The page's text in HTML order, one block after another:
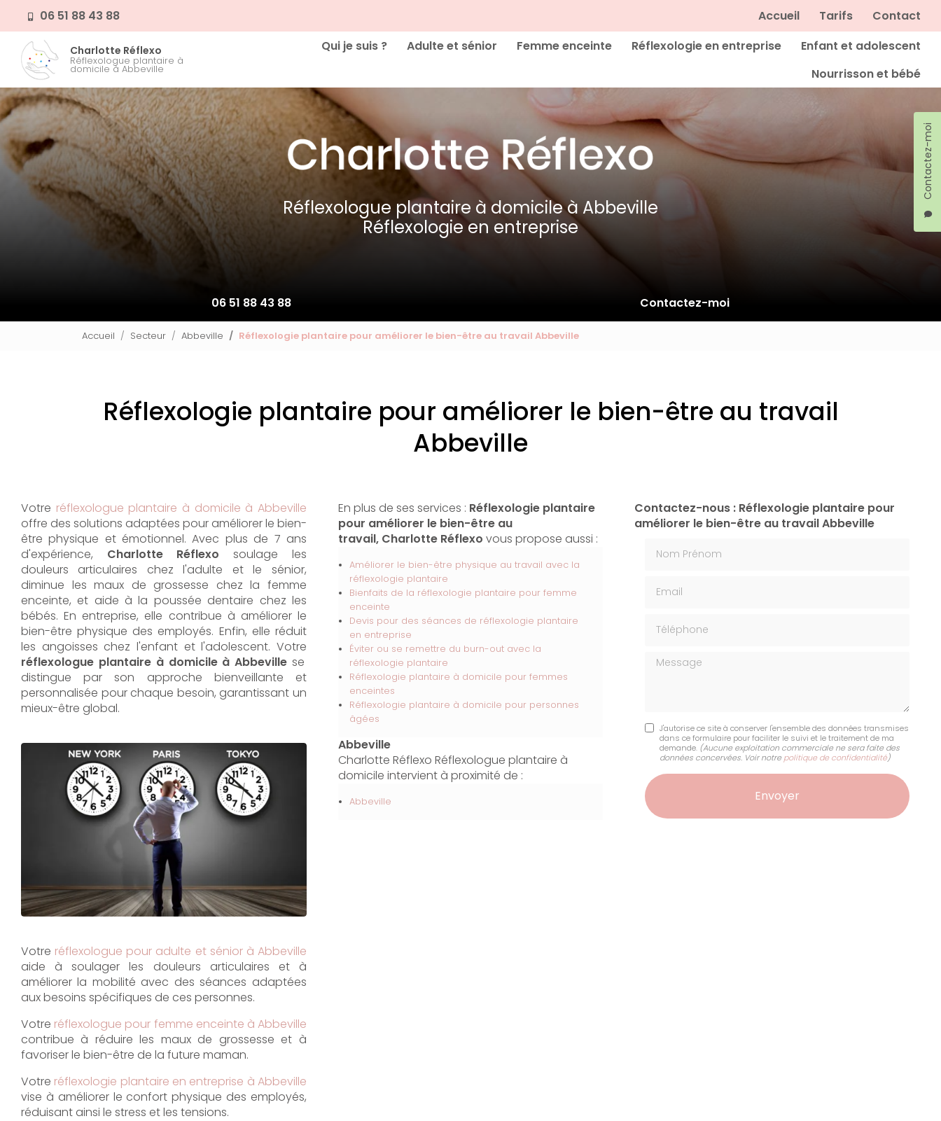
contenu
principal
06 51 88 43 88 Navigation secondaire
Accueil Tarifs Contact
Charlotte Réflexo
Réflexologue plantaire à
domicile à Abbeville
Contactez-moi
Navigation principaleQui je suis ? Adulte et sénior Femme enceinte Réflexologie en entreprise
Enfant et adolescent
Nourrisson et bébé
Réflexologue plantaire à domicile à Abbeville
Réflexologie en entreprise
06 51 88 43 88 Contactez-moi
Accueil Secteur Abbeville Réflexologie plantaire pour améliorer le bien-être au travail Abbeville
Réflexologie plantaire pour améliorer le bien-être au travail
Abbeville
Votre réflexologue plantaire à domicile à Abbeville
offre des solutions adaptées pour améliorer le bien-
être physique et émotionnel. Avec plus de 7 ans
d'expérience, Charlotte Réflexo soulage les
douleurs articulaires chez l'adulte et le sénior,
diminue les maux de grossesse chez la femme
enceinte, et aide à la poussée dentaire chez les
bébés. En entreprise, elle contribue à améliorer le
bien-être physique des employés. Enfin, elle réduit
les angoisses chez l'enfant et l'adolescent. Votre
réflexologue plantaire à domicile à Abbeville se
distingue par son approche bienveillante et
personnalisée pour chaque besoin, garantissant un
mieux-être global.
Votre réflexologue pour adulte et sénior à Abbeville
aide à soulager les douleurs articulaires et à
améliorer la mobilité avec des séances adaptées
aux besoins spécifiques de ces personnes.
Votre réflexologue pour femme enceinte à Abbeville
contribue à réduire les maux de grossesse et à
favoriser le bien-être de la future maman.
Votre réflexologie plantaire en entreprise à Abbeville
vise à améliorer le confort physique des employés,
réduisant ainsi le stress et les tensions.
En plus de ses services : Réflexologie plantaire
pour améliorer le bien-être au
travail, Charlotte Réflexo vous propose aussi :
Améliorer le bien-être physique au travail avec la
réflexologie plantaire
Bienfaits de la réflexologie plantaire pour femme
enceinte
Devis pour des séances de réflexologie plantaire
en entreprise
Éviter ou se remettre du burn-out avec la
réflexologie plantaire
Réflexologie plantaire à domicile pour femmes
enceintes
Réflexologie plantaire à domicile pour personnes
âgées
Abbeville
Charlotte Réflexo Réflexologue plantaire à
domicile intervient à proximité de :
Abbeville
Contactez-nous : Réflexologie plantaire pour
améliorer le bien-être au travail Abbeville
Message
J'autorise ce site à conserver l'ensemble des données transmises
dans ce formulaire pour faciliter le suivi et le traitement de ma
demande. (Aucune exploitation commerciale ne sera faite des
données concervées. Voir notre politique de confidentialité)